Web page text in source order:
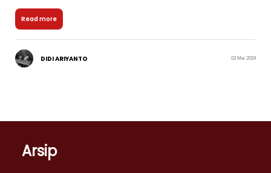
Read more
DIDI ARIYANTO 03 Mei 2024
Arsip